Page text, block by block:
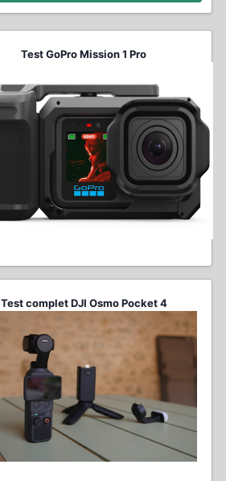
Test GoPro Mission 1 Pro
Test complet DJI Osmo Pocket 4